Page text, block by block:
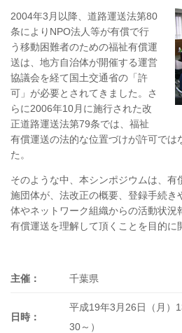
2004年3月以降、道路運送法第80
条によりNPO法人等が有償で行
う移動困難者のための福祉有償運
送は、地方自治体が開催する運営
協議会を経て国土交通省の「許
可」が必要とされてきました。さ
らに2006年10月に施行された改
正道路運送法第79条では、福祉
有償運送の法的な位置づけが許可では
た。
そのような中、本シンポジウムは、有
施団体が、法改正の概要、登録手続き
体やネットワーク組織からの活動状況
有償運送を理解して頂くことを目的に
主催： 千葉県
日時：
平成19年3月26日（月）
30～）